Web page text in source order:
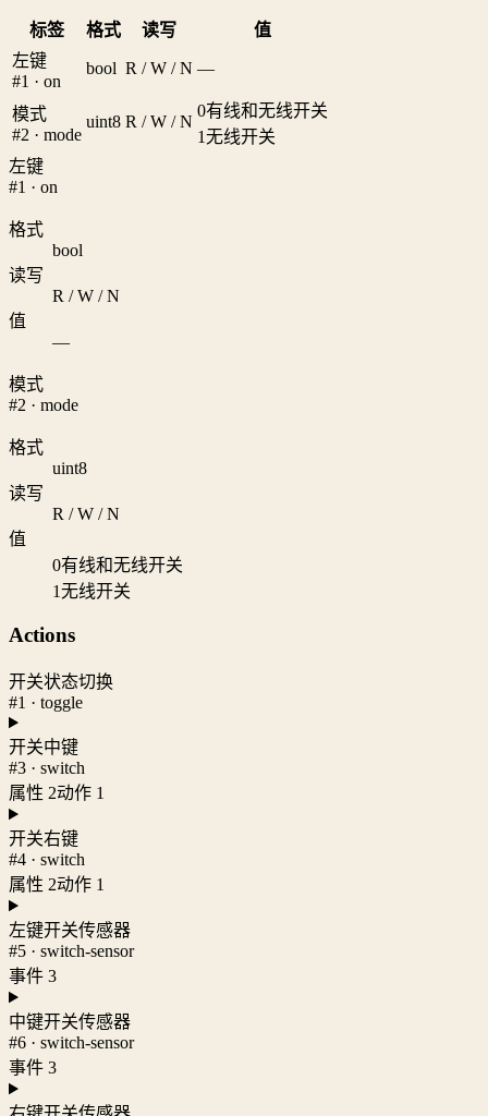
标签 格式 读写
值
左键
#1 · on
bool R / W / N —
模式
#2 · mode
uint8 R / W / N
0有线和无线开关
1无线开关
左键
#1 · on
格式
bool
读写
R / W / N
值
—
模式
#2 · mode
格式
uint8
读写
R / W / N
值
0有线和无线开关
1无线开关
Actions
开关状态切换
#1 · toggle
开关中键
#3 · switch
属性 2动作 1
开关右键
#4 · switch
属性 2动作 1
左键开关传感器
#5 · switch-sensor
事件 3
中键开关传感器
#6 · switch-sensor
事件 3